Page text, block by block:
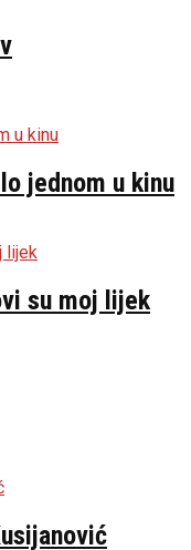
jednom u kinu
su moj lijek